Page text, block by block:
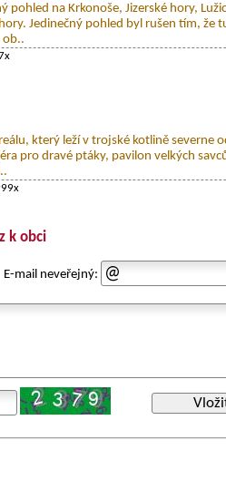
pohled na Krkonoše, Jizerské hory,
Jedinečný pohled byl rušen tím, že
ob..
který leží v trojské kotlině severne
pro dravé ptáky, pavilon velkých
k obci
mail neveřejný: